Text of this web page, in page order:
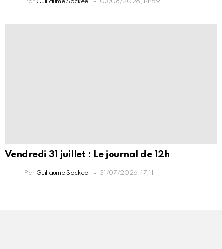
Par Guillaume Sockeel 03/08/2026, 14:59
Vendredi 31 juillet : Le journal de 12h
Par Guillaume Sockeel 31/07/2026, 17:11